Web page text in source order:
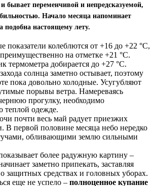
бывает переменчивой и непредсказуемой,
Начало месяца напоминает
подобна настоящему лету.
показатели колеблются от +16 до +22 °C,
на отметке +21 °C.
термометра добирается до +27 °C.
солнца заметно остывает, поэтому
пока довольно холодные. Усугубляют
порывы ветра. Намереваясь
прогулку, необходимо
теплой одежде.
почти весь май радует приезжих
В первой половине месяца небо нередко
тучами, обливающими землю сильными
более радужную картину –
заметно припекать, заставляя
защитных средствах и головных уборах.
еще не успело – полноценное купание